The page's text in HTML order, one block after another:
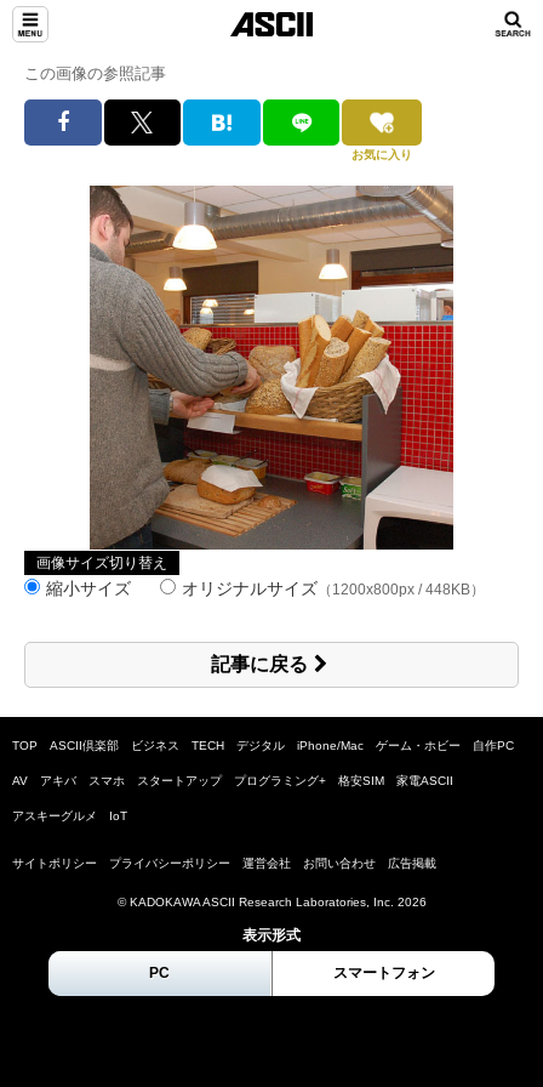
この画像の参照記事
お気に入り
画像サイズ切り替え
縮小サイズ オリジナルサイズ （1200x800px / 448KB）
記事に戻る
TOP ASCII倶楽部 ビジネス TECH デジタル iPhone/Mac ゲーム・ホビー 自作PC
AV アキバ スマホ スタートアップ プログラミング+ 格安SIM 家電ASCII
アスキーグルメ IoT
サイトポリシー プライバシーポリシー 運営会社 お問い合わせ 広告掲載
© KADOKAWA ASCII Research Laboratories, Inc. 2026
表示形式
PC スマートフォン